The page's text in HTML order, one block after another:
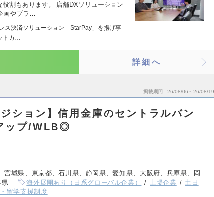
割もあります。 店舗DXソリューション
画やブラ…
ス決済ソリューション「StarPay」を揚げ事
トカ…
詳細へ
掲載期間 26/08/06～26/08/19
ション】信用金庫のセントラルバン
ップ/WLB◎
宮城県、東京都、石川県、静岡県、愛知県、大阪府、兵庫県、岡
県
海外展開あり（日系グローバル企業） 上場企業
土日
留学支援制度